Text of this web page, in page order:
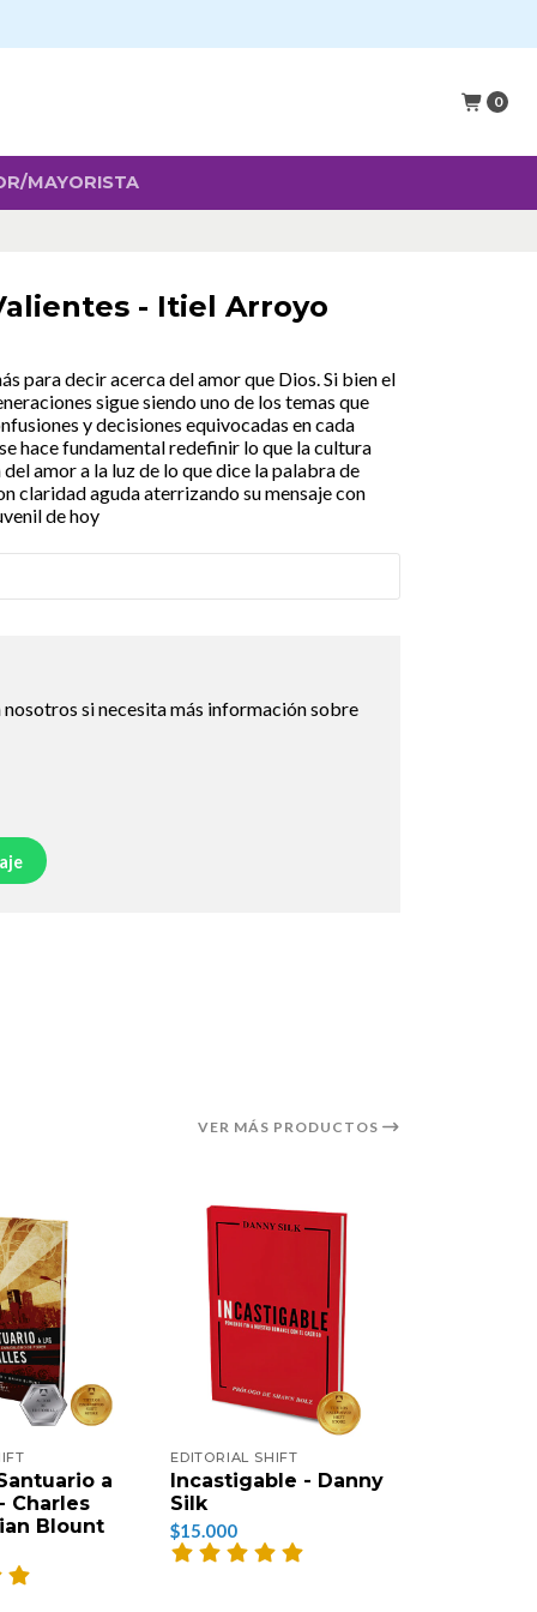
0
MAYORISTA
- Itiel Arroyo
para decir acerca del amor que Dios. Si bien el
sigue siendo uno de los temas que
y decisiones equivocadas en cada
hace fundamental redefinir lo que la cultura
amor a la luz de lo que dice la palabra de
claridad aguda aterrizando su mensaje con
de hoy
si necesita más información sobre
VER MÁS PRODUCTOS
a
Charles
Blount
EDITORIAL SHIFT
Incastigable - Danny
Silk
$15.000